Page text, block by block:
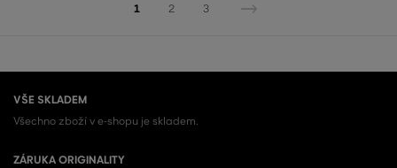
1 2 3
VŠE SKLADEM
Všechno zboží v e-shopu je skladem.
ZÁRUKA ORIGINALITY